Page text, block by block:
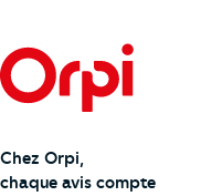
Chez Orpi,
chaque avis compte